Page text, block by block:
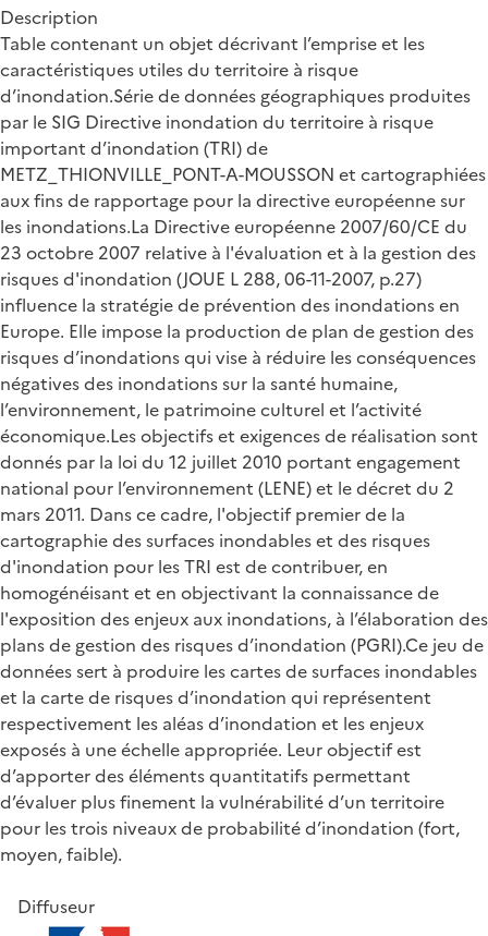
Description
Table contenant un objet décrivant l’emprise et les
caractéristiques utiles du territoire à risque
d’inondation.Série de données géographiques produites
par le SIG Directive inondation du territoire à risque
important d’inondation (TRI) de
METZ_THIONVILLE_PONT-A-MOUSSON et cartographiées
aux fins de rapportage pour la directive européenne sur
les inondations.La Directive européenne 2007/60/CE du
23 octobre 2007 relative à l'évaluation et à la gestion des
risques d'inondation (JOUE L 288, 06-11-2007, p.27)
influence la stratégie de prévention des inondations en
Europe. Elle impose la production de plan de gestion des
risques d’inondations qui vise à réduire les conséquences
négatives des inondations sur la santé humaine,
l’environnement, le patrimoine culturel et l’activité
économique.Les objectifs et exigences de réalisation sont
donnés par la loi du 12 juillet 2010 portant engagement
national pour l’environnement (LENE) et le décret du 2
mars 2011. Dans ce cadre, l'objectif premier de la
cartographie des surfaces inondables et des risques
d'inondation pour les TRI est de contribuer, en
homogénéisant et en objectivant la connaissance de
l'exposition des enjeux aux inondations, à l’élaboration des
plans de gestion des risques d’inondation (PGRI).Ce jeu de
données sert à produire les cartes de surfaces inondables
et la carte de risques d’inondation qui représentent
respectivement les aléas d’inondation et les enjeux
exposés à une échelle appropriée. Leur objectif est
d’apporter des éléments quantitatifs permettant
d’évaluer plus finement la vulnérabilité d’un territoire
pour les trois niveaux de probabilité d’inondation (fort,
moyen, faible).
Diffuseur